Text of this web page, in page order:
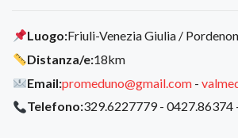
Luogo:Friuli-Venezia Giulia /
Distanza/e:18km
Email:promeduno@gmail.com -
Telefono:329.6227779 - 0427.86374